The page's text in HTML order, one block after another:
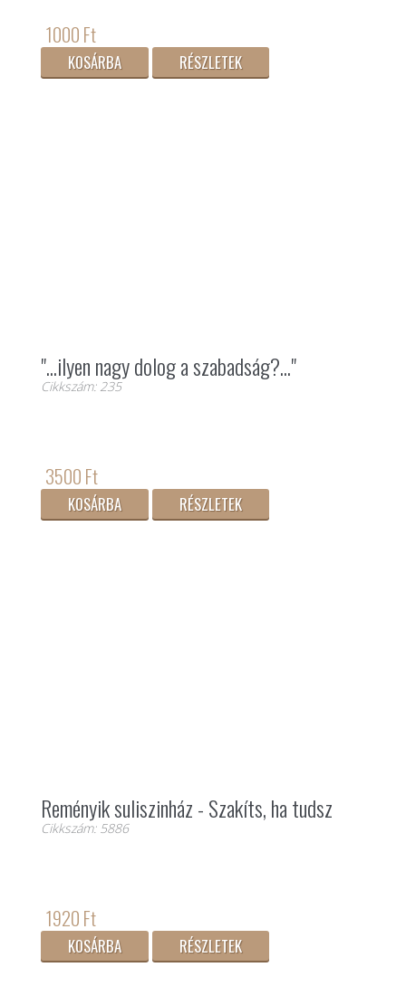
1000 Ft
KOSÁRBA RÉSZLETEK
"...ilyen nagy dolog a szabadság?..."
Cikkszám: 235
3500 Ft
KOSÁRBA RÉSZLETEK
Reményik suliszinház - Szakíts, ha tudsz
Cikkszám: 5886
1920 Ft
KOSÁRBA RÉSZLETEK